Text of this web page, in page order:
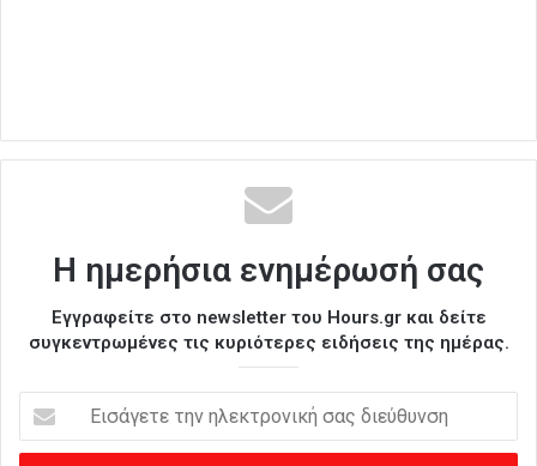
Η ημερήσια ενημέρωσή σας
Εγγραφείτε στο newsletter του Hours.gr και δείτε
συγκεντρωμένες τις κυριότερες ειδήσεις της ημέρας.
σ